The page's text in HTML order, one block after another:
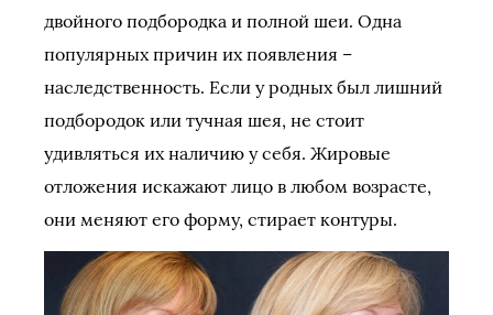
двойного подбородка и полной шеи. Одна
популярных причин их появления –
наследственность. Если у родных был лишний
подбородок или тучная шея, не стоит
удивляться их наличию у себя. Жировые
отложения искажают лицо в любом возрасте,
они меняют его форму, стирает контуры.